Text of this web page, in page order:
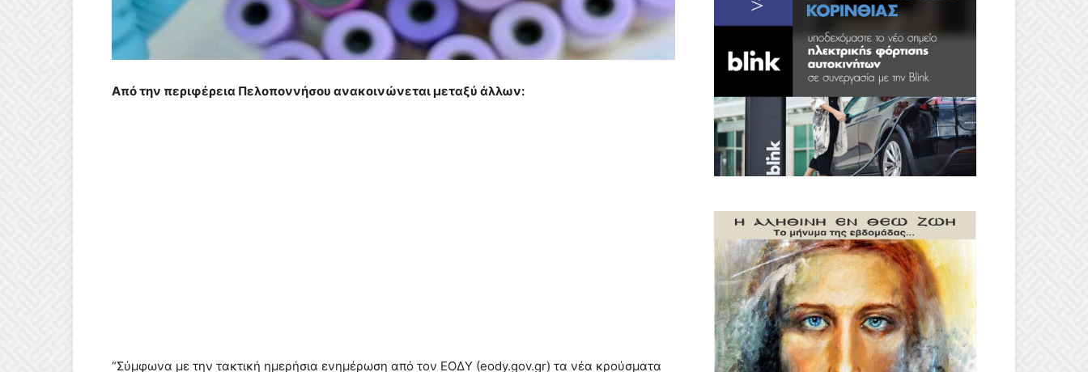
Από την περιφέρεια Πελοποννήσου ανακοινώνεται μεταξύ άλλων:
“Σύμφωνα με την τακτική ημερήσια ενημέρωση από τον ΕΟΔΥ (eody.gov.gr) τα νέα κρούσματα